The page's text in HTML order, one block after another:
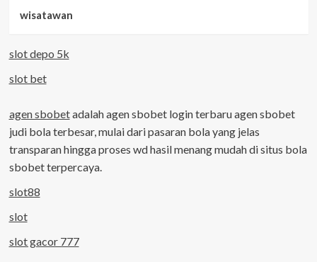
wisatawan
slot depo 5k
slot bet
agen sbobetadalah agen sbobet login terbaru agen sbobet
judi bola terbesar, mulai dari pasaran bola yang jelas
transparan hingga proses wd hasil menang mudah di situs bola
sbobet terpercaya.
slot88
slot
slot gacor 777